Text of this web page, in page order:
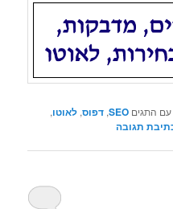
עם התגים SEO
,דפוס,לאוטו,
תגובה